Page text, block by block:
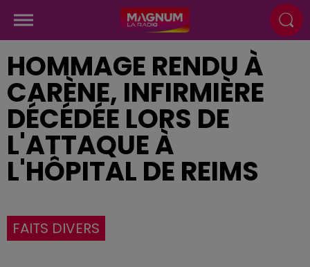
HOMMAGE RENDU À
CARÈNE, INFIRMIÈRE
DÉCÉDÉE LORS DE
L'ATTAQUE À
L'HÔPITAL DE REIMS
FAITS DIVERS